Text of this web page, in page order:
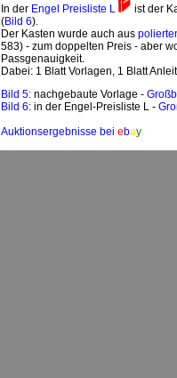
In der Engel Preisliste L
ist der
(Bild 6).
Der Kasten wurde auch aus
583) - zum doppelten Preis - aber
Passgenauigkeit.
Dabei: 1 Blatt Vorlagen, 1 Blatt
Bild 5: nachgebaute Vorlage -
Bild 6: in der Engel-Preisliste L -
Auktionsergebnisse bei ebay